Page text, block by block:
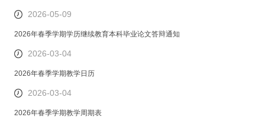
2026-05-09
2026年春季学期学历继续教育本科毕业论文答辩通知
2026-03-04
2026年春季学期教学日历
2026-03-04
2026年春季学期教学周期表